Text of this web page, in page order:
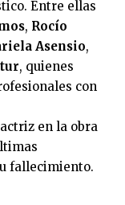
Entre ellas
, Rocío
Asensio,
, quienes
con
en la obra
fallecimiento.